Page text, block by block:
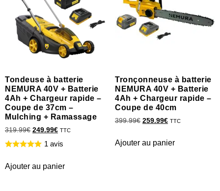
Tondeuse à batterie
NEMURA 40V + Batterie
4Ah + Chargeur rapide –
Coupe de 37cm –
Mulching + Ramassage
319.99€ 249.99€ TTC
1 avis
Ajouter au panier
Tronçonneuse à batterie
NEMURA 40V + Batterie
4Ah + Chargeur rapide –
Coupe de 40cm
399.99€ 259.99€ TTC
Ajouter au panier